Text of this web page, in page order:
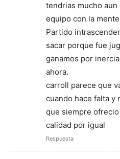
tendrias mucho
equipo con la
Partido
sacar porque fue
ganamos por
ahora.
carroll parece que
cuando hace falta y
que siempre
calidad por igual
Respuesta